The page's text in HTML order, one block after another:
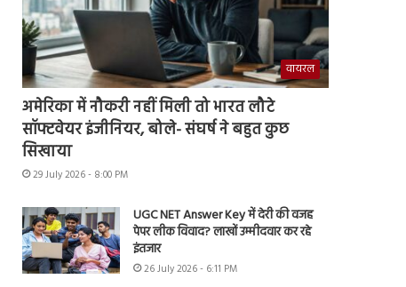
वायरल
अमेरिका में नौकरी नहीं मिली तो भारत लौटे
सॉफ्टवेयर इंजीनियर, बोले- संघर्ष ने बहुत कुछ
सिखाया
29 July 2026 - 8:00 PM
UGC NET Answer Key में देरी की वजह
पेपर लीक विवाद? लाखों उम्मीदवार कर रहे
इंतजार
26 July 2026 - 6:11 PM